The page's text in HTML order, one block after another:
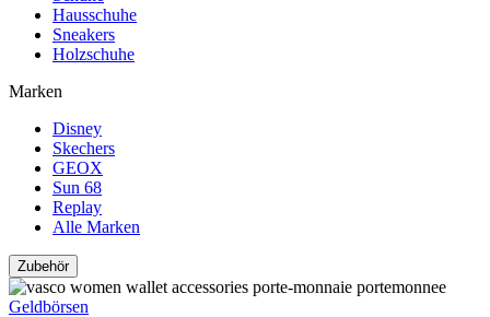
Hausschuhe
Sneakers
Holzschuhe
Marken
Disney
Skechers
GEOX
Sun 68
Replay
Alle Marken
Zubehör
Geldbörsen